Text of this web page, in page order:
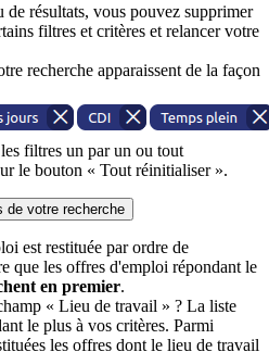
de résultats, vous pouvez supprimer
filtres et critères et relancer votre
recherche apparaissent de la façon
filtres un par un ou tout
le bouton « Tout réinitialiser ».
de votre recherche
est restituée par ordre de
que les offres d'emploi répondant le
en premier.
« Lieu de travail » ? La liste
le plus à vos critères. Parmi
les offres dont le lieu de travail